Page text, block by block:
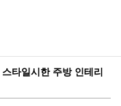
타일시한 주방 인테리